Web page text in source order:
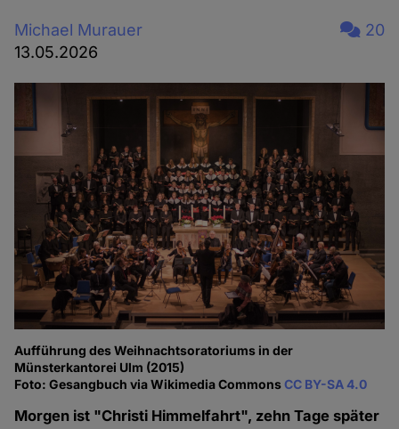
Michael Murauer
13.05.2026
20
Aufführung des Weihnachtsoratoriums in der
Münsterkantorei Ulm (2015)
Foto: Gesangbuch via Wikimedia CommonsCC BY-SA 4.0
Morgen ist "Christi Himmelfahrt", zehn Tage später